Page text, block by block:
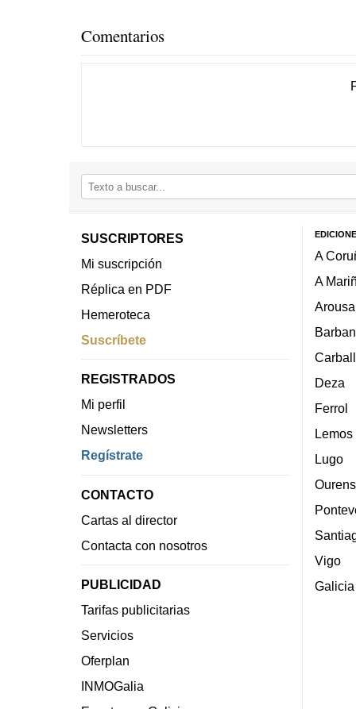
Comentarios
SUSCRIPTORES
Mi suscripción
Réplica en PDF
Hemeroteca
Suscríbete
REGISTRADOS
Mi perfil
Newsletters
Regístrate
CONTACTO
Cartas al director
Contacta con nosotros
PUBLICIDAD
Tarifas publicitarias
Servicios
Oferplan
INMOGalia
A
A
Arousa
Deza
Ferrol
Lemos
Lugo
Vigo